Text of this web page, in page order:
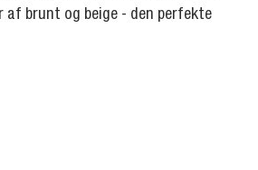
af brunt og beige - den perfekte